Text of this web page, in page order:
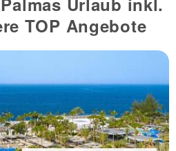
TOP Angebote